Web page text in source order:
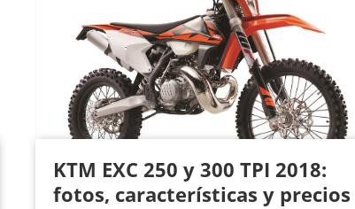
KTM EXC 250 y 300 TPI 2018:
fotos, características y precios